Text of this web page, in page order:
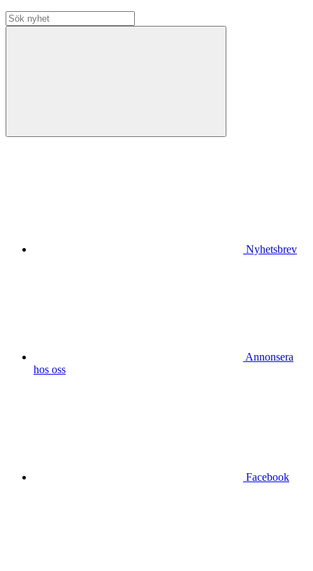
Nyhetsbrev
Annonsera
hos oss
Facebook